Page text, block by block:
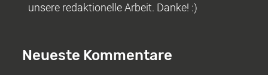
unsere redaktionelle Arbeit. Danke! :)
Neueste Kommentare